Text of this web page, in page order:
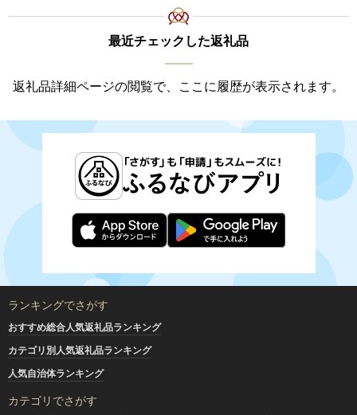
最近チェックした返礼品
返礼品詳細ページの閲覧で、ここに履歴が表示されます。
ランキングでさがす
おすすめ総合人気返礼品ランキング
カテゴリ別人気返礼品ランキング
人気自治体ランキング
カテゴリでさがす